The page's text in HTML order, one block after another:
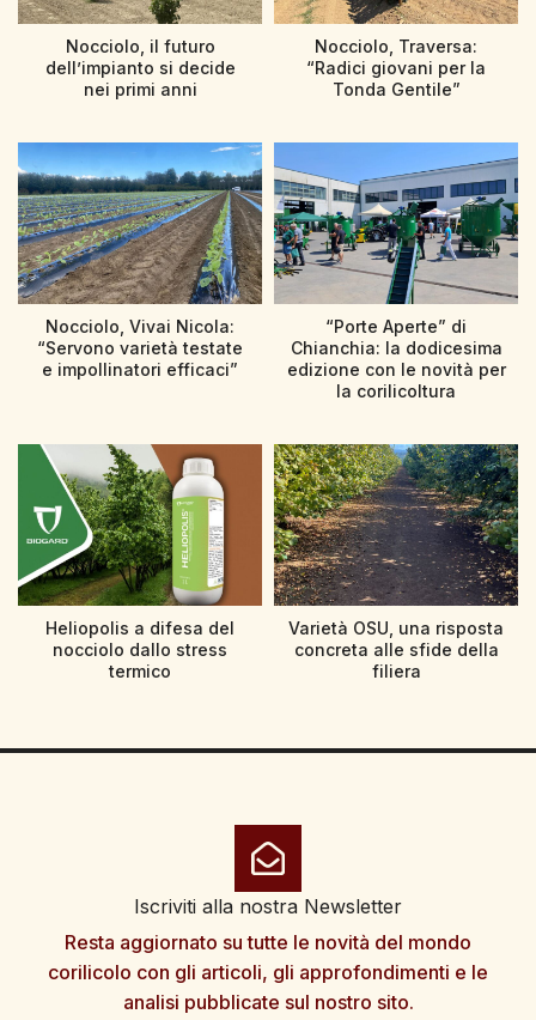
Nocciolo, il futuro
dell’impianto si decide
nei primi anni
Nocciolo, Traversa:
“Radici giovani per la
Tonda Gentile”
Nocciolo, Vivai Nicola:
“Servono varietà testate
e impollinatori efficaci”
“Porte Aperte” di
Chianchia: la dodicesima
edizione con le novità per
la corilicoltura
Heliopolis a difesa del
nocciolo dallo stress
termico
Varietà OSU, una risposta
concreta alle sfide della
filiera
Iscriviti alla nostra Newsletter
Resta aggiornato su tutte le novità del mondo
corilicolo con gli articoli, gli approfondimenti e le
analisi pubblicate sul nostro sito.